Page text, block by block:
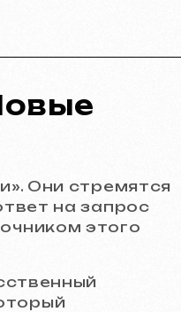
Они стремятся
на запрос
этого